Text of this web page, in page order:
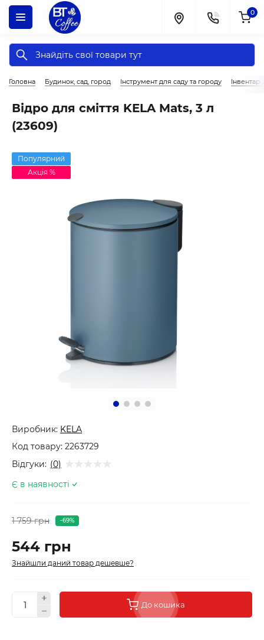
0
Головна Будинок, сад, город Інструмент для саду та городу
Відро для сміття KELA Mats, 3 л
(23609)
Популярний
Акція %
Виробник: KELA
Код товару: 2263729
Відгуки: (0)
Є в наявності
1 759 грн -69%
544 грн
Знайшли даний товар дешевше?
До кошика